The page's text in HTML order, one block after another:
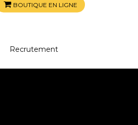
BOUTIQUE EN LIGNE
Recrutement